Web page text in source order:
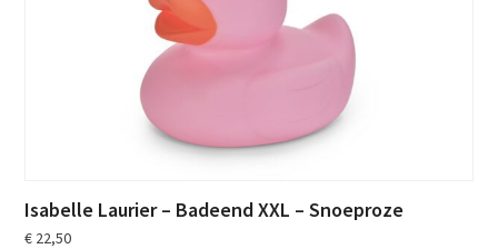
Isabelle Laurier – Badeend XXL – Snoeproze
€ 22,50